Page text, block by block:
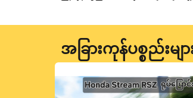
အခြားကုန်ပစ္စည်းမျာ